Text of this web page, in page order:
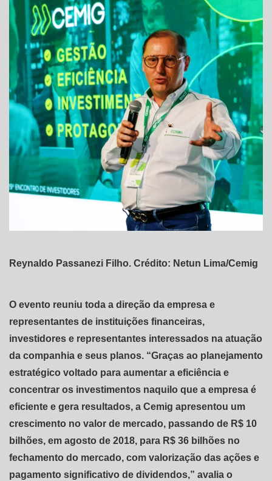
Reynaldo Passanezi Filho. Crédito: Netun Lima/Cemig
O evento reuniu toda a direção da empresa e
representantes de instituições financeiras,
investidores e representantes interessados na atuação
da companhia e seus planos. “Graças ao planejamento
estratégico voltado para aumentar a eficiência e
concentrar os investimentos naquilo que a empresa é
eficiente e gera resultados, a Cemig apresentou um
crescimento no valor de mercado, passando de R$ 10
bilhões, em agosto de 2018, para R$ 36 bilhões no
fechamento do mercado, com valorização das ações e
pagamento significativo de dividendos,” avalia o